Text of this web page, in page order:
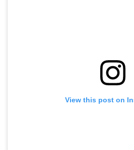
View this post on